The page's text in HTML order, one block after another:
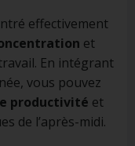
effectivement
et
En intégrant
vous pouvez
productivité et
de l’après-midi.